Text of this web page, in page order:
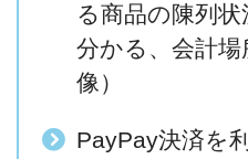
る商品の陳列
分かる、会計
像）
PayPay決済を